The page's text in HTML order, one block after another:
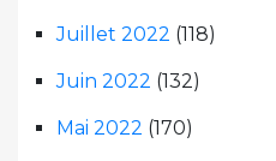
Juillet 2022 (118)
Juin 2022 (132)
Mai 2022 (170)